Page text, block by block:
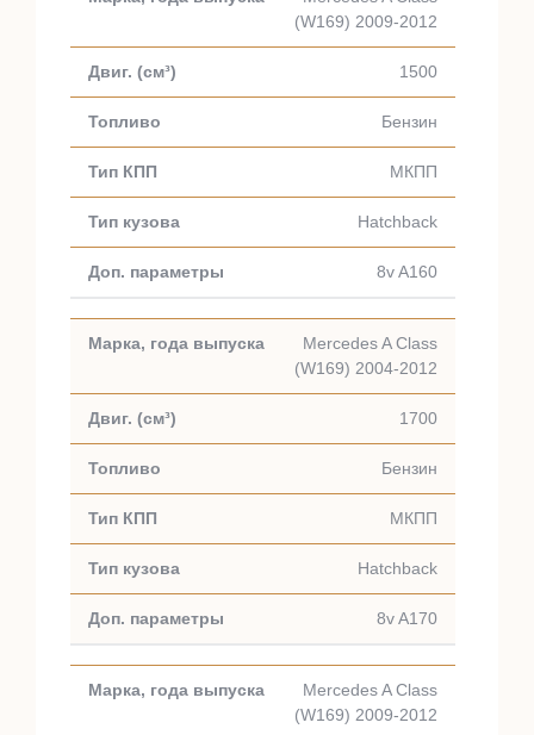
(W169) 2009-2012
1500
Бензин
МКПП
Hatchback
8v A160
Mercedes A Class
(W169) 2004-2012
1700
Бензин
МКПП
Hatchback
8v A170
Mercedes A Class
(W169) 2009-2012